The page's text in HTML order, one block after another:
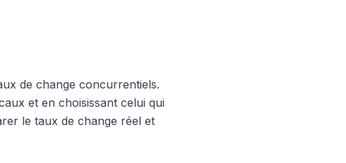
de change concurrentiels.
et en choisissant celui qui
le taux de change réel et